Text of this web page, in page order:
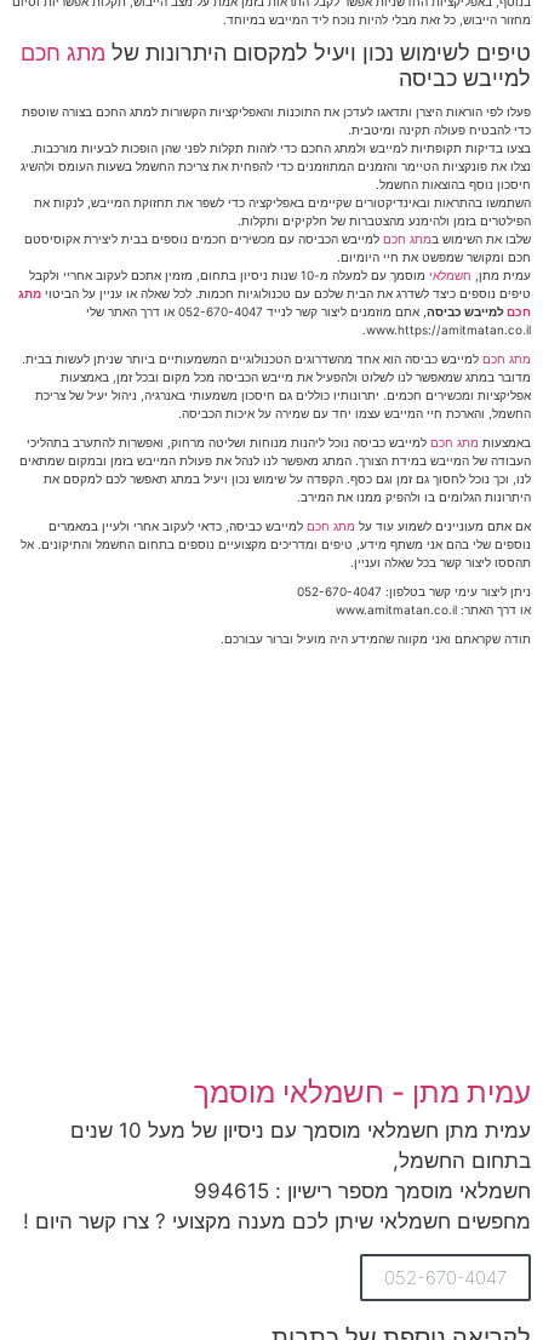
מחזור הייבוש, כל זאת מבלי להיות נוכח ליד המייבש במיוחד.
טיפים לשימוש נכון ויעיל למקסום היתרונות של מתג חכם
למייבש כביסה
פעלו לפי הוראות היצרן ותדאגו לעדכן את התוכנות והאפליקציות הקשורות למתג החכם בצורה שוטפת
כדי להבטיח פעולה תקינה ומיטבית.
בצעו בדיקות תקופתיות למייבש ולמתג החכם כדי לזהות תקלות לפני שהן הופכות לבעיות מורכבות.
נצלו את פונקציות הטיימר והזמנים המתוזמנים כדי להפחית את צריכת החשמל בשעות העומס ולהשיג
חיסכון נוסף בהוצאות החשמל.
השתמשו בהתראות ובאינדיקטורים שקיימים באפליקציה כדי לשפר את תחזוקת המייבש, לנקות את
הפילטרים בזמן ולהימנע מהצטברות של חלקיקים ותקלות.
שלבו את השימוש במתג חכם למייבש הכביסה עם מכשירים חכמים נוספים בבית ליצירת אקוסיסטם
חכם ומקושר שמפשט את חיי היומיום.
עמית מתן, חשמלאי
מוסמך עם למעלה מ-10 שנות ניסיון בתחום, מזמין אתכם לעקוב אחריי ולקבל
טיפים נוספים כיצד לשדרג את הבית שלכם עם טכנולוגיות חכמות. לכל שאלה או עניין על הביטוי מתג
חכםלמייבש כביסה
, אתם מוזמנים ליצור קשר לנייד 052-670-4047 או דרך האתר שלי
www.https://amitmatan.co.il.
מתג חכם למייבש כביסה הוא אחד מהשדרוגים הטכנולוגיים המשמעותיים ביותר שניתן לעשות בבית.
מדובר במתג שמאפשר לנו לשלוט ולהפעיל את מייבש הכביסה מכל מקום ובכל זמן, באמצעות
אפליקציות ומכשירים חכמים. יתרונותיו כוללים גם חיסכון משמעותי באנרגיה, ניהול יעיל של צריכת
החשמל, והארכת חיי המייבש עצמו יחד עם שמירה על איכות הכביסה.
באמצעות מתג חכם למייבש כביסה נוכל ליהנות מנוחות ושליטה מרחוק, ואפשרות להתערב בתהליכי
העבודה של המייבש במידת הצורך. המתג מאפשר לנו לנהל את פעולת המייבש בזמן ובמקום שמתאים
לנו, וכך נוכל לחסוך גם זמן וגם כסף. הקפדה על שימוש נכון ויעיל במתג תאפשר לכם למקסם את
היתרונות הגלומים בו ולהפיק ממנו את המירב.
אם אתם מעוניינים לשמוע עוד על מתג חכם למייבש כביסה, כדאי לעקוב אחרי ולעיין במאמרים
נוספים שלי בהם אני משתף מידע, טיפים ומדריכים מקצועיים נוספים בתחום החשמל והתיקונים. אל
תהססו ליצור קשר בכל שאלה ועניין.
ניתן ליצור עימי קשר בטלפון: 052-670-4047
או דרך האתר: www.amitmatan.co.il
תודה שקראתם ואני מקווה שהמידע היה מועיל וברור עבורכם.
עמית מתן - חשמלאי מוסמך
עמית מתן חשמלאי מוסמך עם ניסיון של מעל 10 שנים
בתחום החשמל,
חשמלאי מוסמך מספר רישיון : 994615
מחפשים חשמלאי שיתן לכם מענה מקצועי ? צרו קשר היום !
052-670-4047